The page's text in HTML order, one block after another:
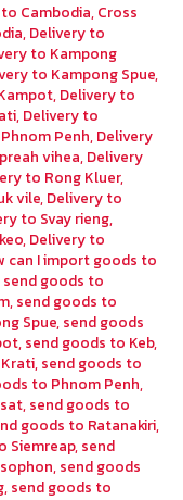
Cambodia, Cross
, Delivery to
to Kampong
to Kampong Spue,
, Delivery to
, Delivery to
Penh, Delivery
vihea, Delivery
to Rong Kluer,
vile, Delivery to
to Svay rieng,
, Delivery to
can I import goods to
send goods to
, send goods to
Spue, send goods
, send goods to Keb,
, send goods to
to Phnom Penh,
, send goods to
goods to Ratanakiri,
Siemreap, send
, send goods
, send goods to